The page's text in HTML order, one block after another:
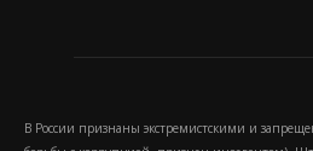
В России признаны экстремистскими и